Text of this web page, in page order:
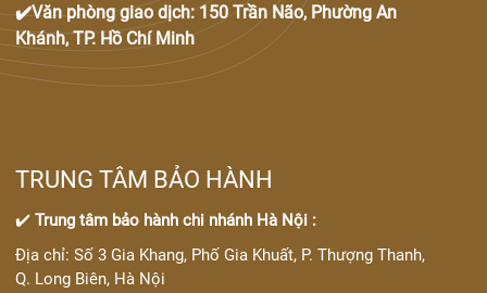
✔️Văn phòng giao dịch: 150 Trần Não, Phường An
Khánh, TP. Hồ Chí Minh
TRUNG TÂM BẢO HÀNH
✔️Trung tâm bảo hành chi nhánh Hà Nội :
Địa chỉ: Số 3 Gia Khang, Phố Gia Khuất, P. Thượng Thanh,
Q. Long Biên, Hà Nội